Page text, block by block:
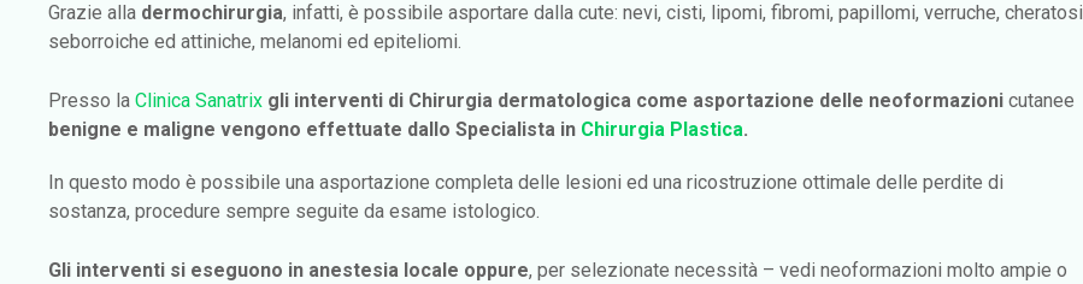
Grazie alla dermochirurgia, infatti, è possibile asportare dalla cute: nevi, cisti, lipomi, fibromi, papillomi, verruche, cheratosi
seborroiche ed attiniche, melanomi ed epiteliomi.
Presso la Clinica Sanatrix gli interventi di Chirurgia dermatologica come asportazione delle neoformazioni cutanee
benigne e maligne vengono effettuate dallo Specialista in Chirurgia Plastica.
In questo modo è possibile una asportazione completa delle lesioni ed una ricostruzione ottimale delle perdite di
sostanza, procedure sempre seguite da esame istologico.
Gli interventi si eseguono in anestesia locale oppure, per selezionate necessità – vedi neoformazioni molto ampie o